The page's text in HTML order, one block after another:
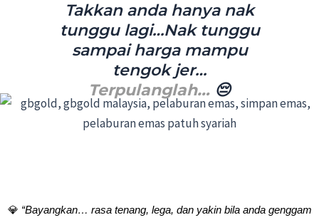
Takkan anda hanya nak
tunggu lagi…Nak tunggu
sampai harga mampu
tengok jer…
Terpulanglah… 😔
💎 “Bayangkan… rasa tenang, lega, dan yakin bila anda genggam